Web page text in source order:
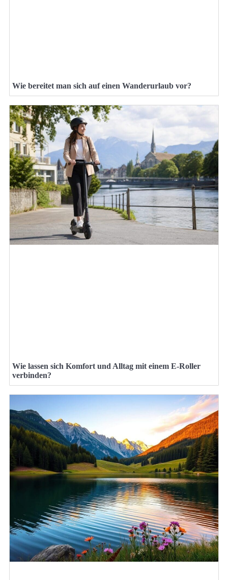
Wie bereitet man sich auf einen Wanderurlaub vor?
Wie lassen sich Komfort und Alltag mit einem E-Roller
verbinden?